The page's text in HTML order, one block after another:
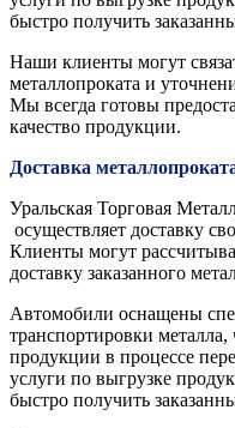
быстро получить
Наши клиенты могут
металлопроката и
Мы всегда готовы
качество продукции.
Доставка
Уральская Торговая
осуществляет доставку
Клиенты могут
доставку заказанного
Автомобили оснащены
транспортировки металла,
продукции в процессе
услуги по выгрузке
быстро получить